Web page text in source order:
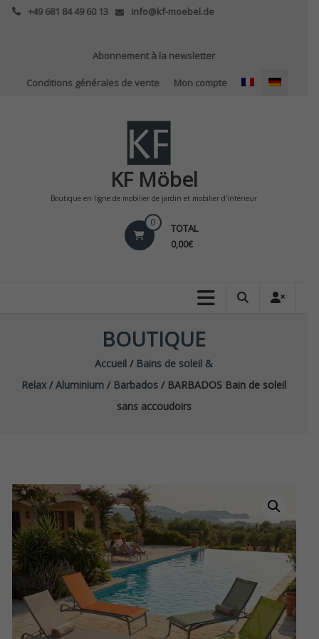
Skip
+49 681 84 49 60 13 info@kf-moebel.de
Abonnement à la newsletter
Conditions générales de vente Mon compte
KF Möbel
Boutique en ligne de mobilier de jardin et mobilier d'intérieur
0 TOTAL
0,00€
BOUTIQUE
Accueil / Bains de soleil &
Relax/Aluminium / Barbados / BARBADOS Bain de soleil
sans accoudoirs